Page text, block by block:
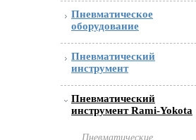
Пневматическое
оборудование
Пневматический
инструмент
Пневматический
инструмент Rami-Yokota
Пневматические